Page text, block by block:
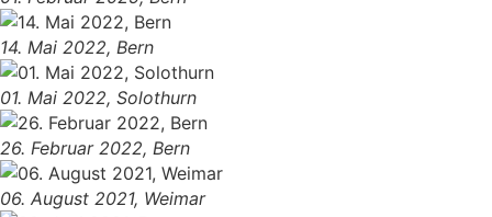
14. Mai 2022, Bern
01. Mai 2022, Solothurn
26. Februar 2022, Bern
06. August 2021, Weimar